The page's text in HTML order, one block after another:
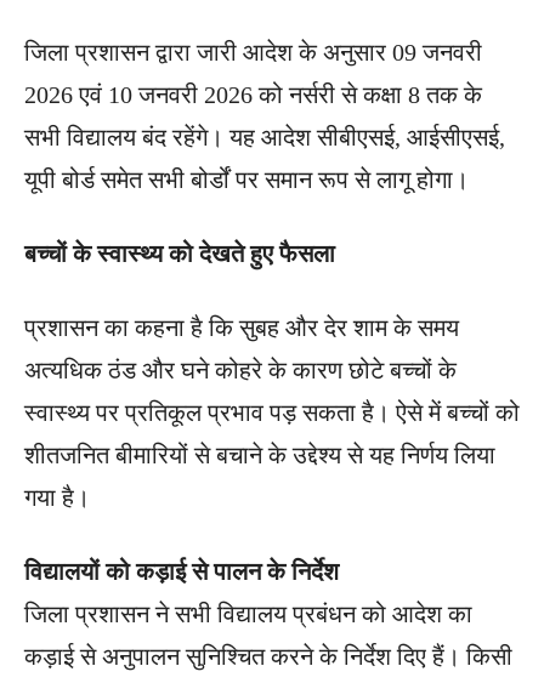
जिला प्रशासन द्वारा जारी आदेश के अनुसार 09 जनवरी
2026 एवं 10 जनवरी 2026 को नर्सरी से कक्षा 8 तक के
सभी विद्यालय बंद रहेंगे। यह आदेश सीबीएसई, आईसीएसई,
यूपी बोर्ड समेत सभी बोर्डों पर समान रूप से लागू होगा।
बच्चों के स्वास्थ्य को देखते हुए फैसला
प्रशासन का कहना है कि सुबह और देर शाम के समय
अत्यधिक ठंड और घने कोहरे के कारण छोटे बच्चों के
स्वास्थ्य पर प्रतिकूल प्रभाव पड़ सकता है। ऐसे में बच्चों को
शीतजनित बीमारियों से बचाने के उद्देश्य से यह निर्णय लिया
गया है।
विद्यालयों को कड़ाई से पालन के निर्देश
जिला प्रशासन ने सभी विद्यालय प्रबंधन को आदेश का
कड़ाई से अनुपालन सुनिश्चित करने के निर्देश दिए हैं। किसी